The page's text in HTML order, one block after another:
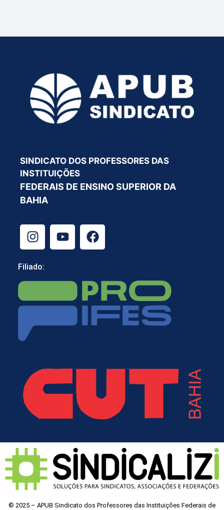
SINDICATO DOS PROFESSORES DAS
INSTITUIÇÕES
FEDERAIS DE ENSINO SUPERIOR DA
BAHIA
Filiado:
© 2025 – APUB Sindicato dos Professores das Instituições Federais de